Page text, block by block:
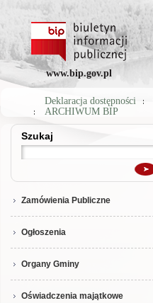
www.bip.gov.pl
Deklaracja dostępności
ARCHIWUM BIP
Szukaj
Szukaj
Zamówienia Publiczne
Ogłoszenia
Organy Gminy
Oświadczenia majątkowe